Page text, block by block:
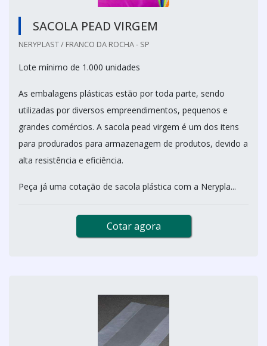
SACOLA PEAD VIRGEM
NERYPLAST / FRANCO DA ROCHA - SP
Lote mínimo de 1.000 unidades
As embalagens plásticas estão por toda parte, sendo
utilizadas por diversos empreendimentos, pequenos e
grandes comércios. A sacola pead virgem é um dos itens
para produrados para armazenagem de produtos, devido a
alta resistência e eficiência.
Peça já uma cotação de sacola plástica com a Nerypla...
Cotar agora